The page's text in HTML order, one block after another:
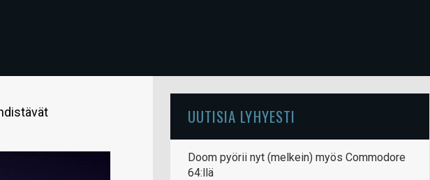
UUTISIA LYHYESTI
Doom pyörii nyt (melkein) myös Commodore
64:llä